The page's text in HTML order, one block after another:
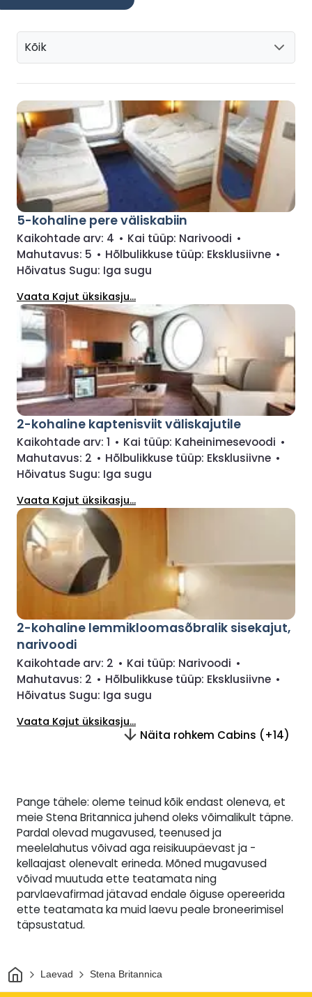
Kõik
5-kohaline pere väliskabiin
Kaikohtade arv: 4 • Kai tüüp: Narivoodi •
Mahutavus: 5 • Hõlbulikkuse tüüp: Eksklusiivne •
Hõivatus Sugu: Iga sugu
Vaata Kajut üksikasju...
2-kohaline kaptenisviit väliskajutile
Kaikohtade arv: 1 • Kai tüüp: Kaheinimesevoodi •
Mahutavus: 2 • Hõlbulikkuse tüüp: Eksklusiivne •
Hõivatus Sugu: Iga sugu
Vaata Kajut üksikasju...
2-kohaline lemmikloomasõbralik sisekajut,
narivoodi
Kaikohtade arv: 2 • Kai tüüp: Narivoodi •
Mahutavus: 2 • Hõlbulikkuse tüüp: Eksklusiivne •
Hõivatus Sugu: Iga sugu
Vaata Kajut üksikasju...
Näita rohkem Cabins (+14)
Pange tähele: oleme teinud kõik endast oleneva, et
meie Stena Britannica juhend oleks võimalikult täpne.
Pardal olevad mugavused, teenused ja
meelelahutus võivad aga reisikuupäevast ja -
kellaajast olenevalt erineda. Mõned mugavused
võivad muutuda ette teatamata ning
parvlaevafirmad jätavad endale õiguse opereerida
ette teatamata ka muid laevu peale broneerimisel
täpsustatud.
AvalehtLaevad Stena Britannica